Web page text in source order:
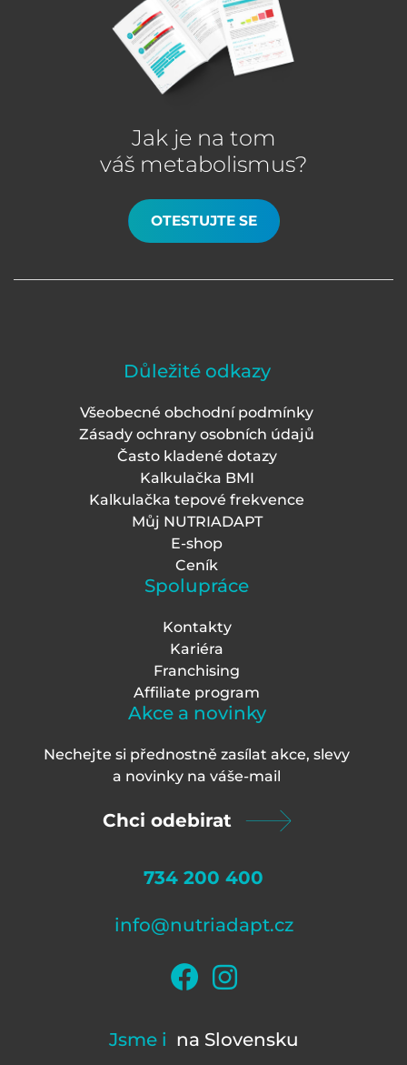
Jak je na tom
váš metabolismus?
OTESTUJTE SE
Důležité odkazy
Všeobecné obchodní podmínky
Zásady ochrany osobních údajů
Často kladené dotazy
Kalkulačka BMI
Kalkulačka tepové frekvence
Můj NUTRIADAPT
E-shop
Ceník
Spolupráce
Kontakty
Kariéra
Franchising
Affiliate program
Akce a novinky
Nechejte si přednostně zasílat akce, slevy
a novinky na váše-mail
Chci odebirat
734 200 400
info@nutriadapt.cz
Jsme i na Slovensku